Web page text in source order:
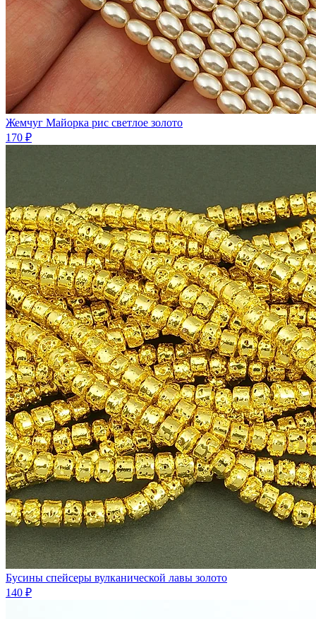
Жемчуг Майорка рис светлое золото
170 ₽
Бусины спейсеры вулканической лавы золото
140 ₽